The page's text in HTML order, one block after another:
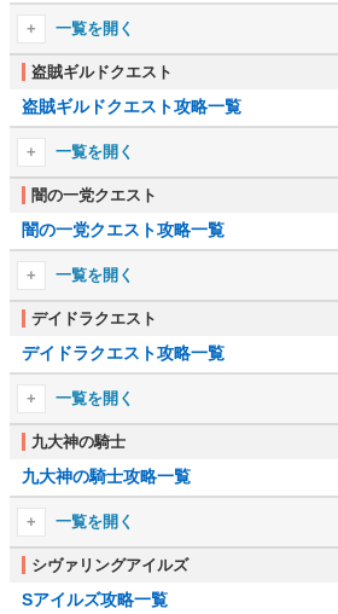
暁の道
デイゴンの祠
密偵
デイドラの血
ブルーマの門
神々の血
ミスカルカンド
ブルーマ防衛
ブルーマに援軍を
大いなる門
楽園
ドラゴンファイアを灯す
荒涼たる採掘坑
不運な店主
未完の仕事
酔いどれ三人組
一覧を開く
魔術師ギルドへの加入
シェイディンハルの推薦状
ブラヴィルの推薦状
ブルーマの推薦状
コロールの推薦状
霊峰の指 その2
スキングラードの推薦状
アンヴィルの推薦状
レヤウィンの推薦状
魔術師の杖
ギルドの思惑
ヴァータセンの秘密
死霊術師の月
喰うか喰われるか
情報の対価
盗賊ギルドクエスト
盗賊ギルドクエスト攻略一覧
一覧を開く
盗賊ギルドを探せ
最強の盗賊に勝利あれ
単独での窃盗
貧民の救済
エルフの乙女
アーダルジの家宝
裏工作
失われた歴史
レックスの始末
光無き眼を向けて
解放の矢
スプリングヒールの靴
闇の一党クエスト
闇の一党クエスト攻略一覧
一覧を開く
暗闇の刃
迎えられし日
水上の墓穴
不慮の事故
悪しき者に安息はない
死刑執行
シャドウスケイルの背教者
シシスに仕えし者
デイドラクエスト
デイドラクエスト攻略一覧
一覧を開く
アズラ
シェオゴラス
ヴァーミルナ
ナミラ
サングイン
九大神の騎士
九大神の騎士攻略一覧
一覧を開く
巡礼
聖戦士の祠
シヴァリングアイルズ
Sアイルズ攻略一覧